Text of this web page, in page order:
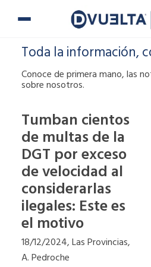
Toda la información,
Conoce de primera mano, las
sobre nosotros.
Tumban cientos
de multas de la
DGT por exceso
de velocidad al
considerarlas
ilegales: Este es
el motivo
18/12/2024, Las Provincias,
A. Pedroche